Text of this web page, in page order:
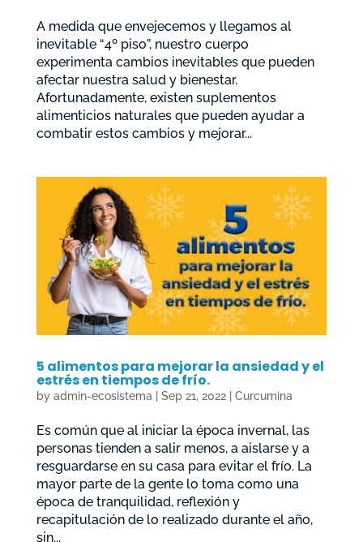
A medida que envejecemos y llegamos al
inevitable “4º piso”, nuestro cuerpo
experimenta cambios inevitables que pueden
afectar nuestra salud y bienestar.
Afortunadamente, existen suplementos
alimenticios naturales que pueden ayudar a
combatir estos cambios y mejorar...
5 alimentos para mejorar la ansiedad y el
estrés en tiempos de frío.
by admin-ecosistema Sep 21, 2022| Curcumina
Es común que al iniciar la época invernal, las
personas tienden a salir menos, a aislarse y a
resguardarse en su casa para evitar el frío. La
mayor parte de la gente lo toma como una
época de tranquilidad, reflexión y
recapitulación de lo realizado durante el año,
sin...